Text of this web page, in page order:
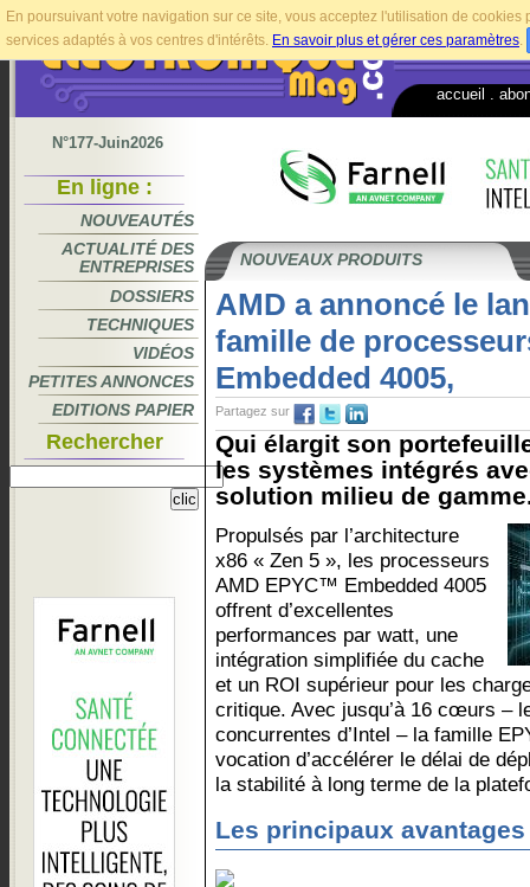
En poursuivant votre navigation sur ce site, vous acceptez l'utilisation de
services adaptés à vos centres d'intérêts. En savoir plus et gérer ces paramètres.
accueil
N°177-Juin2026
En ligne :
NOUVEAUTÉS
ACTUALITÉ DES
ENTREPRISES
DOSSIERS
TECHNIQUES
VIDÉOS
PETITES ANNONCES
EDITIONS PAPIER
Rechercher
NOUVEAUX PRODUITS
AMD a annoncé le
famille de
Embedded 4005,
Partagez sur
Qui élargit son
les systèmes intégrés
solution milieu de
Propulsés par l’architecture
x86 « Zen 5 », les processeurs
AMD EPYC™ Embedded 4005
offrent d’excellentes
performances par watt, une
intégration simplifiée du cache
et un ROI supérieur pour les
critique. Avec jusqu’à 16 cœurs –
concurrentes d’Intel – la famille
vocation d’accélérer le délai de
la stabilité à long terme de la
Les principaux